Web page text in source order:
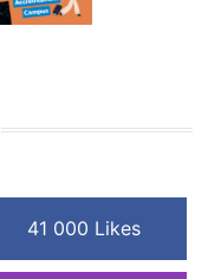
41 000 Likes